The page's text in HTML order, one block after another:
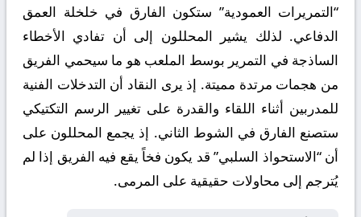
“التمريرات العمودية” ستكون الفارق في خلخلة العمق
الدفاعي. لذلك يشير المحللون إلى أن تفادي الأخطاء
الساذجة في التمرير بوسط الملعب هو ما سيحمي الفريق
من هجمات مرتدة مميتة. إذ يرى النقاد أن التدخلات الفنية
للمدربين أثناء اللقاء والقدرة على تغيير الرسم التكتيكي
ستصنع الفارق في الشوط الثاني. إذ يجمع المحللون على
أن “الاستحواذ السلبي” قد يكون فخاً يقع فيه الفريق إذا لم
يُترجم إلى محاولات حقيقية على المرمى.